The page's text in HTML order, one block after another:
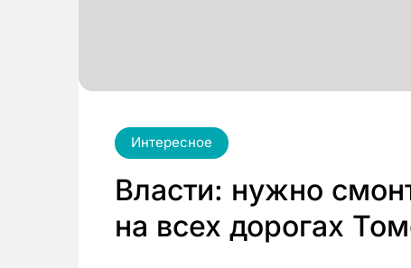
Интересное
Власти: нужно
на всех дорогах